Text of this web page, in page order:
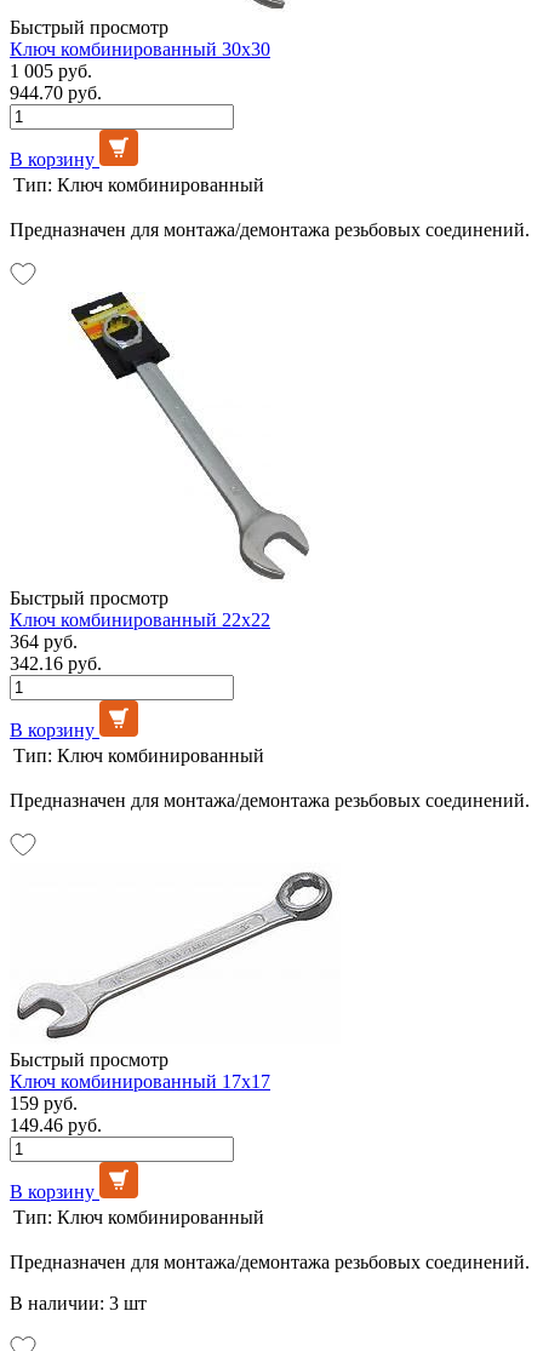
Быстрый просмотр
Ключ комбинированный 30х30
1 005 руб.
944.70 руб.
В корзину
Тип: Ключ комбинированный
Предназначен для монтажа/демонтажа резьбовых соединений.
Быстрый просмотр
Ключ комбинированный 22х22
364 руб.
342.16 руб.
В корзину
Тип: Ключ комбинированный
Предназначен для монтажа/демонтажа резьбовых соединений.
Быстрый просмотр
Ключ комбинированный 17х17
159 руб.
149.46 руб.
В корзину
Тип: Ключ комбинированный
Предназначен для монтажа/демонтажа резьбовых соединений.
В наличии: 3 шт